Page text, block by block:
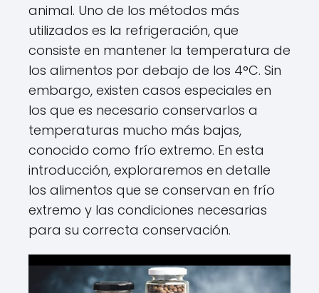
animal. Uno de los métodos más
utilizados es la refrigeración, que
consiste en mantener la temperatura de
los alimentos por debajo de los 4°C. Sin
embargo, existen casos especiales en
los que es necesario conservarlos a
temperaturas mucho más bajas,
conocido como frío extremo. En esta
introducción, exploraremos en detalle
los alimentos que se conservan en frío
extremo y las condiciones necesarias
para su correcta conservación.